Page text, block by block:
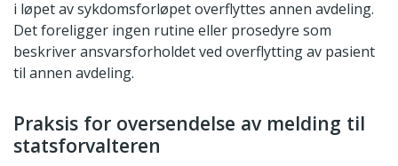
i løpet av sykdomsforløpet overflyttes annen avdeling.
Det foreligger ingen rutine eller prosedyre som
beskriver ansvarsforholdet ved overflytting av pasient
til annen avdeling.
Praksis for oversendelse av melding til
statsforvalteren